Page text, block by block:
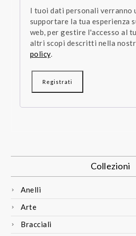
I tuoi dati personali verranno
supportare la tua esperienza
web, per gestire l'accesso al
altri scopi descritti nella
policy.
Registrati
Collezioni
Anelli
Arte
Bracciali